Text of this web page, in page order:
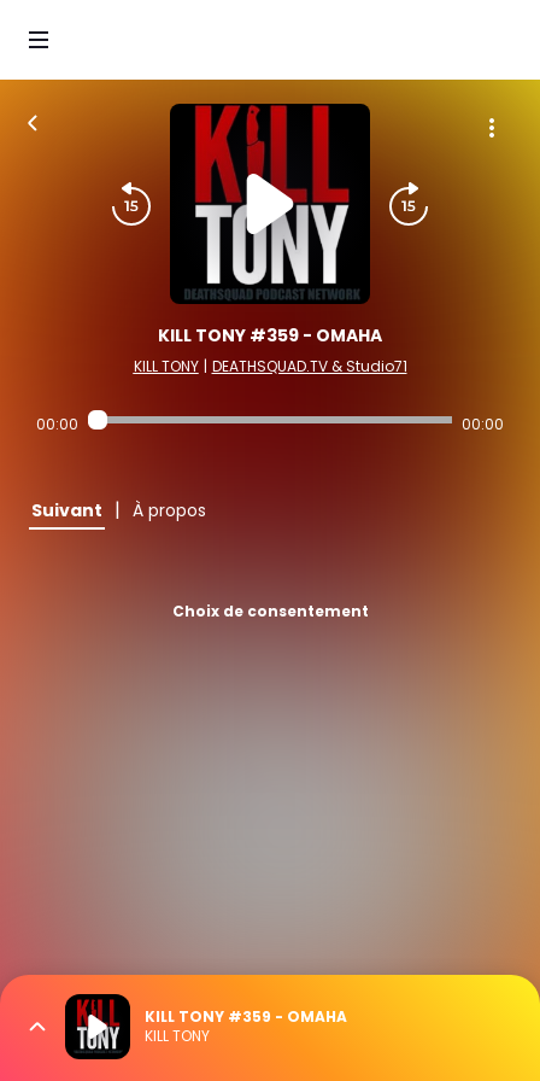
KILL TONY #359 - OMAHA
KILL TONY | DEATHSQUAD.TV & Studio71
00:00 00:00
Suivant | À propos
Choix de consentement
KILL TONY #359 - OMAHA
KILL TONY